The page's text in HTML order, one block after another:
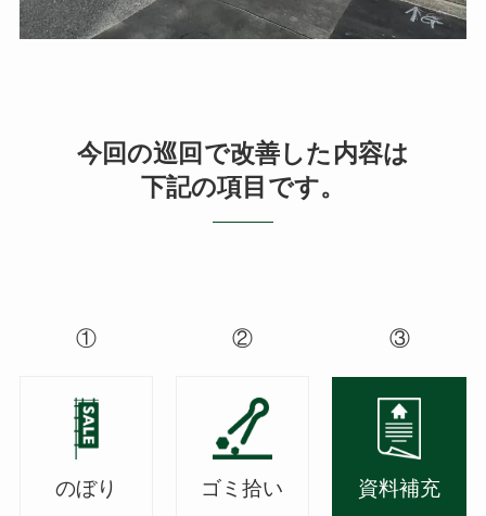
今回の巡回で改善した内容は
下記の項目です。
①
のぼり
②
ゴミ拾い
③
資料補充